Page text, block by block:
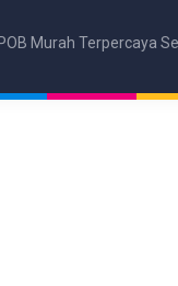
Murah Terpercaya